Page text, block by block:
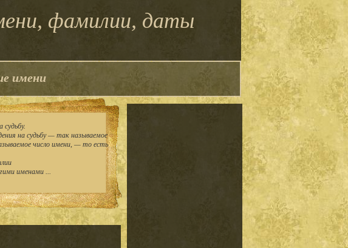
фамилии, даты
имени
судьбу.
на судьбу — так называемое
число имени, — то есть
именами ...